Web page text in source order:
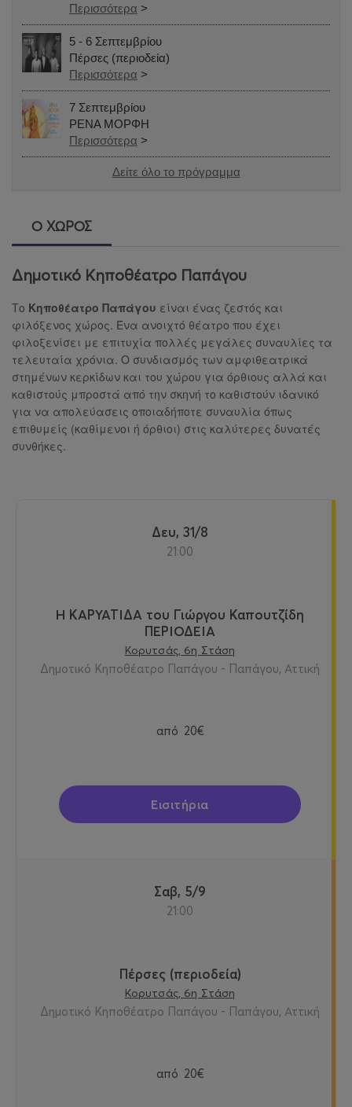
Περισσότερα >
5 - 6 Σεπτεμβρίου
Πέρσες (περιοδεία)
Περισσότερα >
7 Σεπτεμβρίου
ΡΕΝΑ ΜΟΡΦΗ
Περισσότερα >
Δείτε όλο το πρόγραμμα
Ο ΧΩΡΟΣ
Δημοτικό Κηποθέατρο Παπάγου
Το Κηποθέατρο Παπάγου είναι ένας ζεστός και
φιλόξενος χώρος. Ένα ανοιχτό θέατρο που έχει
φιλοξενίσει με επιτυχία πολλές μεγάλες συναυλίες τα
τελευταία χρόνια. Ο συνδιασμός των αμφιθεατρικά
στημένων κερκίδων και του χώρου για όρθιους αλλά και
καθιστούς μπροστά από την σκηνή το καθιστούν ιδανικό
για να απολεύασεις οποιαδήποτε συναυλία όπως
επιθυμείς (καθίμενοι ή όρθιοι) στις καλύτερες δυνατές
συνθήκες.
Δευ, 31/8
21:00
Η ΚΑΡΥΑΤΙΔΑ του Γιώργου Καπουτζίδη
ΠΕΡΙΟΔΕΙΑ
Κορυτσάς, 6η Στάση
Δημοτικό Κηποθέατρο Παπάγου - Παπάγου, Αττική
από 20€
Εισιτήρια
Σαβ, 5/9
21:00
Πέρσες (περιοδεία)
Κορυτσάς, 6η Στάση
Δημοτικό Κηποθέατρο Παπάγου - Παπάγου, Αττική
από 20€